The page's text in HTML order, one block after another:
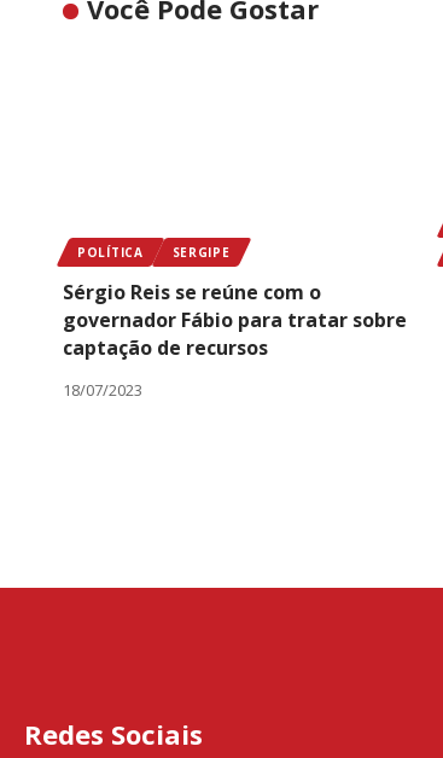
Você Pode Gostar
POLÍTICA SERGIPE
Sérgio Reis se reúne com o
governador Fábio para tratar sobre
captação de recursos
18/07/2023
Redes Sociais